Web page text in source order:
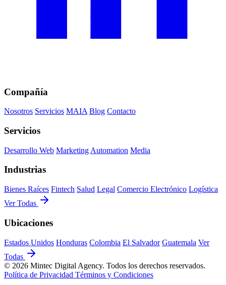
Compañía
Nosotros Servicios MAIA Blog Contacto
Servicios
Desarrollo Web Marketing Automation Media
Industrias
Bienes Raíces Fintech Salud Legal Comercio Electrónico Logística
Ver Todas
Ubicaciones
Estados Unidos Honduras Colombia El Salvador Guatemala Ver
Todas
© 2026 Mintec Digital Agency. Todos los derechos reservados.
Política de Privacidad Términos y Condiciones